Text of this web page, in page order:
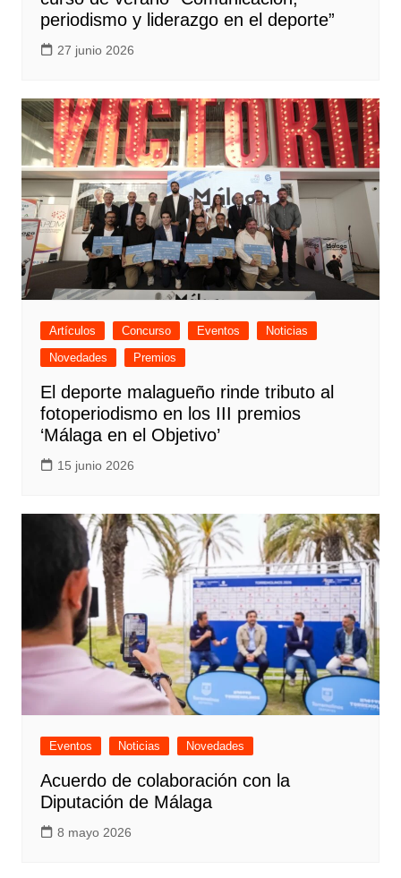
periodismo y liderazgo en el deporte”
27 junio 2026
Artículos Concurso Eventos
Noticias
Novedades
Premios
El deporte malagueño rinde tributo al
fotoperiodismo en los III premios
‘Málaga en el Objetivo’
15 junio 2026
Eventos Noticias Novedades
Acuerdo de colaboración con la
Diputación de Málaga
8 mayo 2026